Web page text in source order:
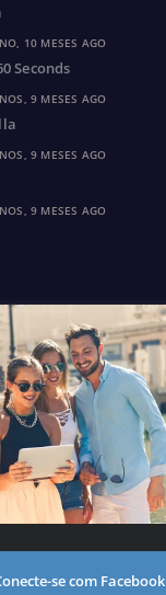
10 MESES AGO
Seconds
9 MESES AGO
9 MESES AGO
9 MESES AGO
se com Facebook